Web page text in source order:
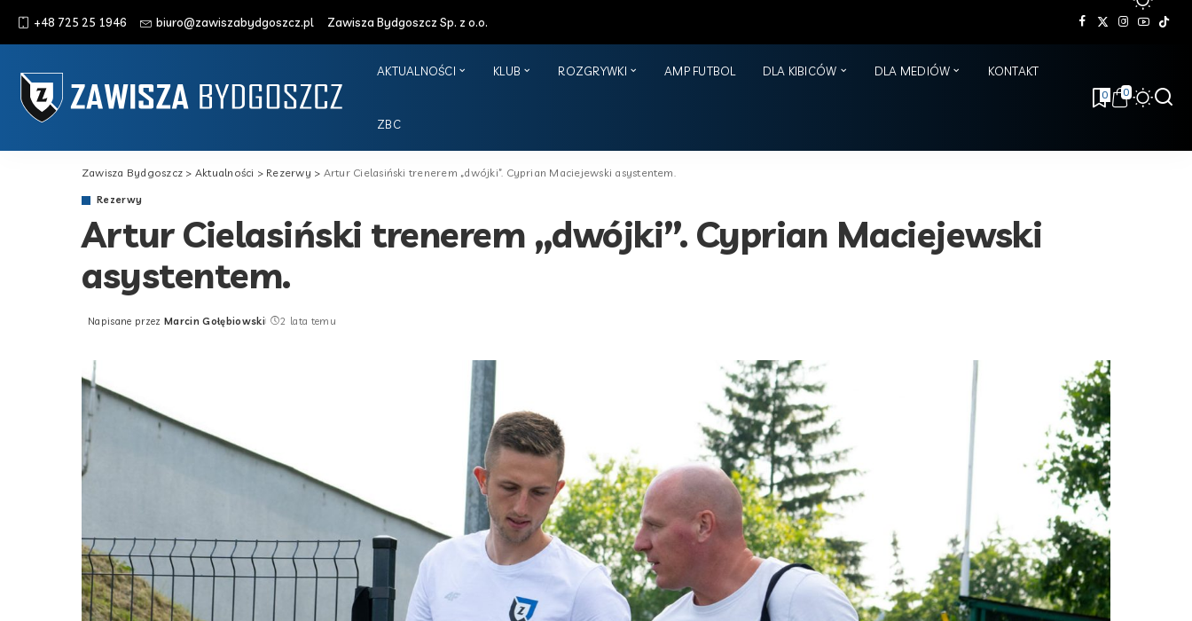
+48 725 25 1946 biuro@zawiszabydgoszcz.pl Zawisza Bydgoszcz Sp. z o.o.
AKTUALNOŚCI KLUB ROZGRYWKI AMP FUTBOL DLA KIBICÓW DLA MEDIÓW KONTAKT
ZBC
0 0
Zawisza Bydgoszcz > Aktualności > Rezerwy > Artur Cielasiński trenerem „dwójki”. Cyprian Maciejewski asystentem.
Rezerwy
Artur Cielasiński trenerem „dwójki”. Cyprian Maciejewski
asystentem.
Posted
Napisane przez Marcin Gołębiowski 2 lata temu